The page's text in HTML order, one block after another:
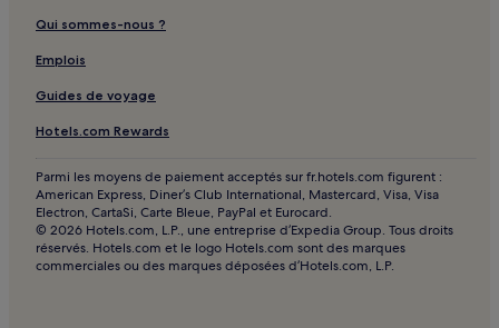
Sródmiescie : Appart’hôtels
Sródmiescie : hôtels Hôtels de luxe
Sródmiescie : hôtels 5 étoiles
Sródmiescie : hôtels Hôtels familiaux
Qui sommes-nous ?
Emplois
Guides de voyage
Hotels.com Rewards
Parmi les moyens de paiement acceptés sur fr.hotels.com figurent :
American Express, Diner’s Club International, Mastercard, Visa, Visa
Electron, CartaSi, Carte Bleue, PayPal et Eurocard.
© 2026 Hotels.com, L.P., une entreprise d’Expedia Group. Tous droits
réservés. Hotels.com et le logo Hotels.com sont des marques
commerciales ou des marques déposées d’Hotels.com, L.P.